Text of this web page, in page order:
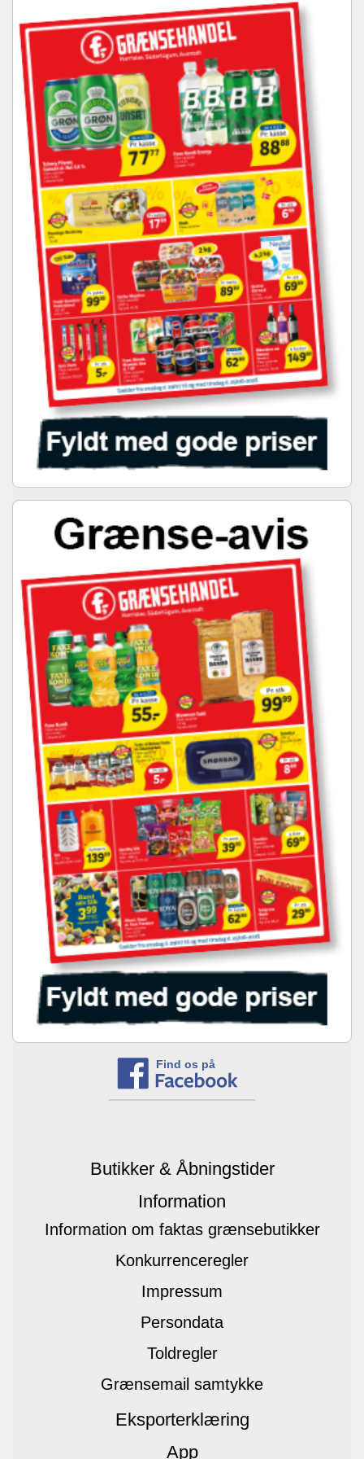
Find os på
Butikker & Åbningstider
Information
Information om faktas grænsebutikker
Konkurrenceregler
Impressum
Persondata
Toldregler
Grænsemail samtykke
Eksporterklæring
App